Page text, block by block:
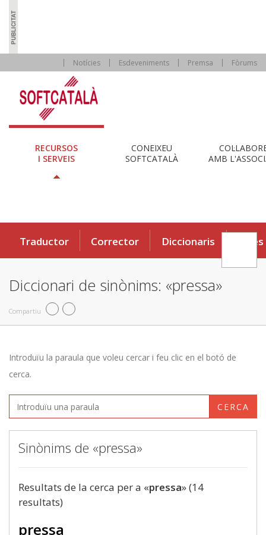
Notícies Esdeveniments Premsa Fòrums
RECURSOS
I SERVEIS
CONEIXEU
SOFTCATALÀ
AMB
Traductor Corrector Diccionaris Eines
Diccionari de sinònims: «pressa»
Compartiu
Introduïu la paraula que voleu cercar i feu clic en el botó de
cerca.
CERCA
Sinònims de «pressa»
Resultats de la cerca per a «pressa» (14
resultats)
pressa